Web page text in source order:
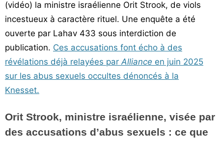
Vos
chroniques
Les
bonnes
adresses
(vidéo) la ministre israélienne Orit Strook, de viols
incestueux à caractère rituel. Une enquête a été
ouverte par Lahav 433 sous interdiction de
publication. Ces accusations font écho à des
révélations déjà relayées parAlliance en juin 2025
sur les abus sexuels occultes dénoncés à la
Knesset.
Orit Strook, ministre israélienne, visée par
des accusations d’abus sexuels : ce que